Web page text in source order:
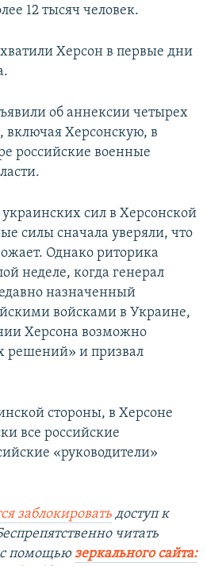
12 тысяч человек.
Херсон в первые дни
об аннексии четырех
включая Херсонскую, в
российские военные
сил в Херсонской
силы сначала уверяли, что
Однако риторика
неделе, когда генерал
назначенный
войсками в Украине,
Херсона возможно
решений» и призвал
стороны, в Херсоне
все российские
«руководители»
заблокировать доступ к
читать
помощью зеркального сайта: